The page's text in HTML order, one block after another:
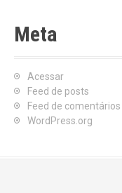
Meta
Acessar
Feed de posts
Feed de comentários
WordPress.org